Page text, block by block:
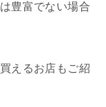
豊富でない場合
えるお店もご紹